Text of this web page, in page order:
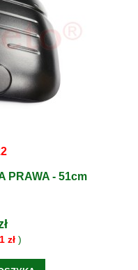
PRAWA - 51cm
zł)